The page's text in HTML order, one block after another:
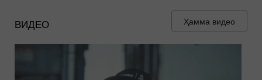
ВИДЕО Ҳамма видео